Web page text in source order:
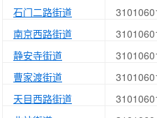
石门二路街道
南京西路街道
静安寺街道
曹家渡街道
天目西路街道